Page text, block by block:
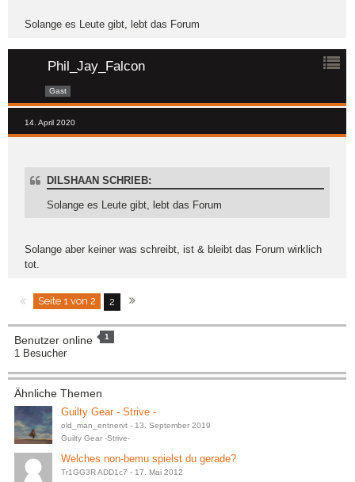
Solange es Leute gibt, lebt das Forum
Phil_Jay_Falcon
Gast
14. April 2020
DILSHAAN SCHRIEB:
Solange es Leute gibt, lebt das Forum
Solange aber keiner was schreibt, ist & bleibt das Forum wirklich
tot.
Seite 1 von 2 2
Benutzer online 1
1 Besucher
Ähnliche Themen
Guilty Gear - Strive -
old_man_entnervt - 13. September 2019
Guilty Gear -Strive-
Welches non-bemu spielst du gerade?
Tr1GG3R ADD1c7 - 17. Mai 2012